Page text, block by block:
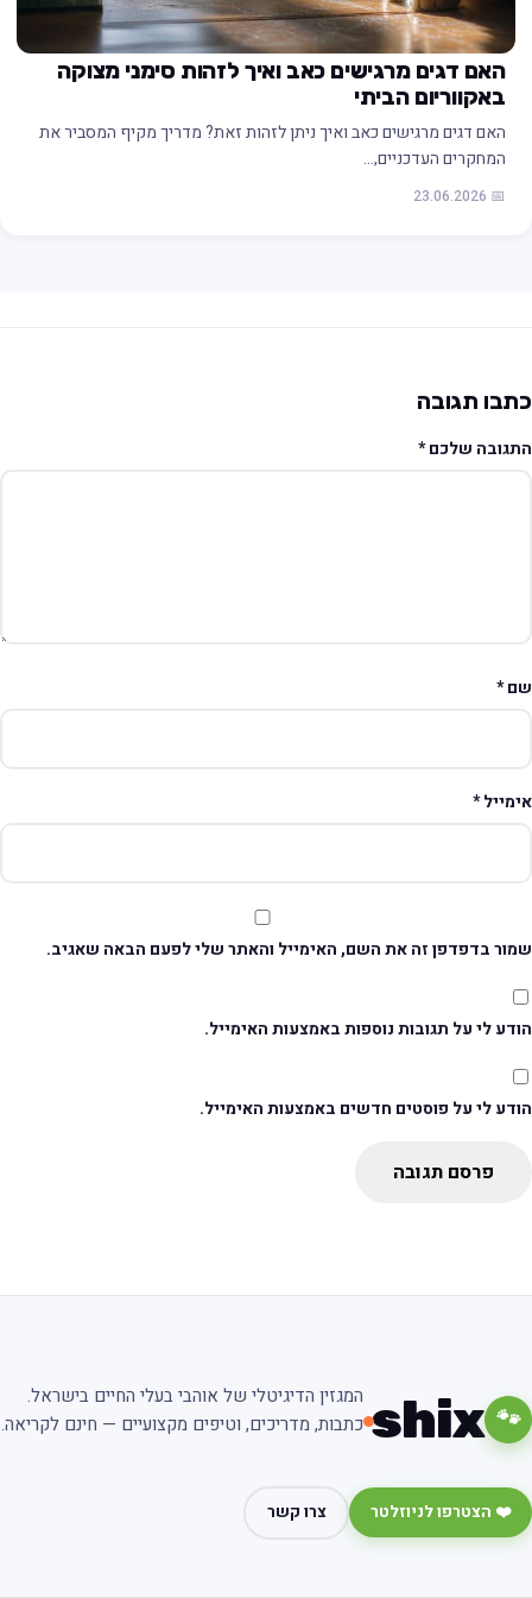
האם דגים מרגישים כאב ואיך לזהות סימני מצוקה
באקווריום הביתי
האם דגים מרגישים כאב ואיך ניתן לזהות זאת? מדריך מקיף המסביר את
המחקרים העדכניים,…
📅 23.06.2026
תגובה
שלכם*
*
*
בדפדפן זה את השם, האימייל והאתר שלי לפעם הבאה שאגיב.
לי על תגובות נוספות באמצעות האימייל.
לי על פוסטים חדשים באמצעות האימייל.
פרסם תגובה
🐾
shix
המגזין הדיגיטלי של אוהבי בעלי החיים בישראל.
כתבות, מדריכים, וטיפים מקצועיים — חינם לקריאה.
❤️ הצטרפו לניוזלטר צרו קשר